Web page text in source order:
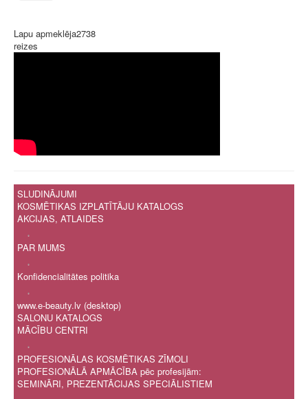
Lapu apmeklēja2738
reizes
SLUDINĀJUMI
KOSMĒTIKAS IZPLATĪTĀJU KATALOGS
AKCIJAS, ATLAIDES
.
PAR MUMS
.
Konfidencialitātes politika
.
www.e-beauty.lv (desktop)
SALONU KATALOGS
MĀCĪBU CENTRI
.
PROFESIONĀLAS KOSMĒTIKAS ZĪMOLI
PROFESIONĀLĀ APMĀCĪBA pēc profesijām:
SEMINĀRI, PREZENTĀCIJAS SPECIĀLISTIEM